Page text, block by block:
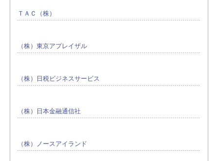
ＴＡＣ（株）
（株）東京アプレイザル
（株）日税ビジネスサービス
（株）日本金融通信社
（株）ノースアイランド